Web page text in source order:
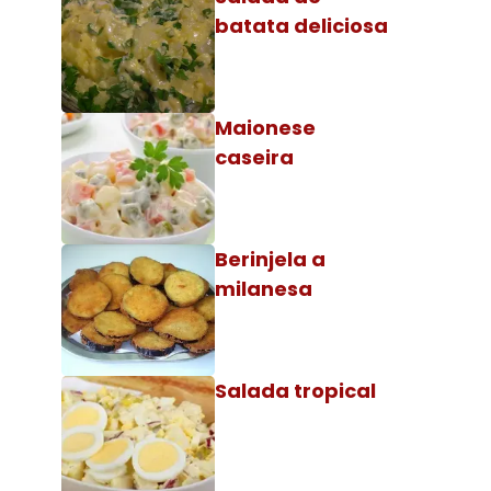
batata deliciosa
Maionese
caseira
Berinjela a
milanesa
Salada tropical